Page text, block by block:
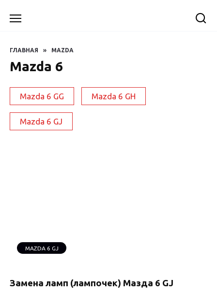
ГЛАВНАЯ » MAZDA
Mazda 6
Mazda 6 GG Mazda 6 GH
Mazda 6 GJ
MAZDA 6 GJ
Замена ламп (лампочек) Мазда 6 GJ